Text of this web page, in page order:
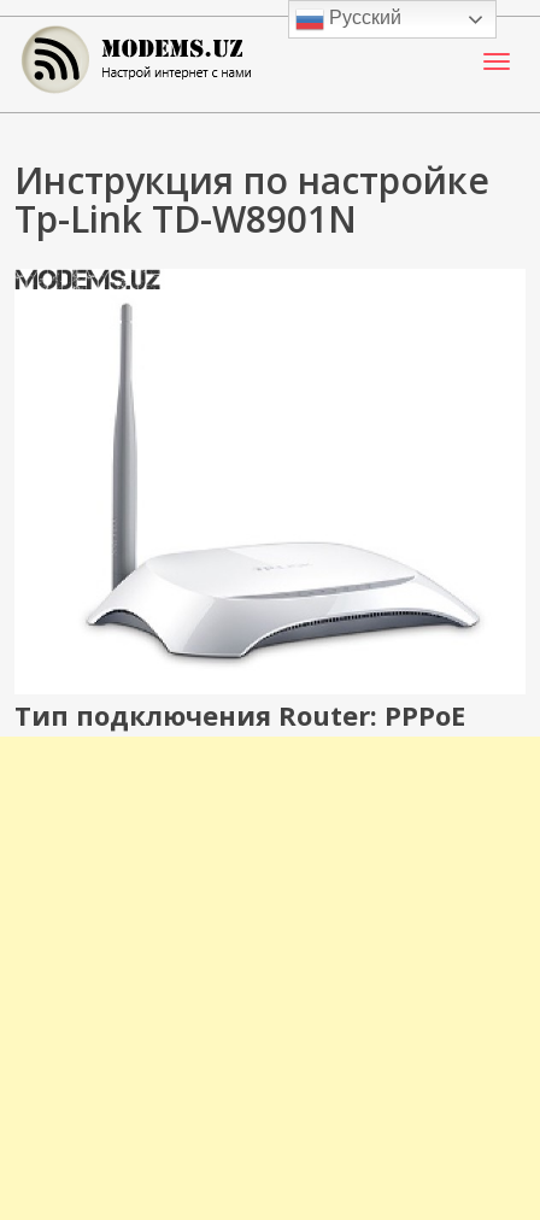
content
Настрой Интернет с нами
Инструкция по настройке
Tp-Link TD-W8901N
Тип подключения Router: PPPoE
Русский